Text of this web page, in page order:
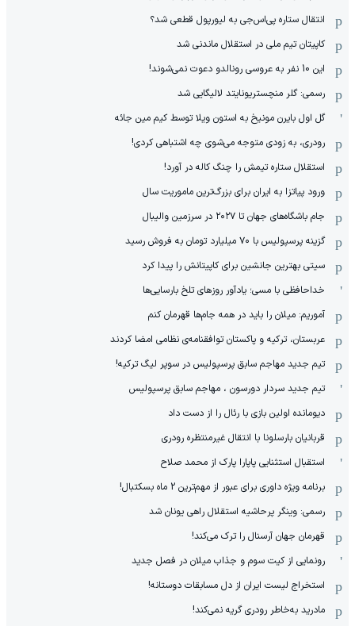
انتقال ستاره پی‌اس‌جی به لیورپول قطعی شد؟
کاپیتان تیم ملی در استقلال ماندنی شد
این 10 نفر به عروسی رونالدو دعوت نمی‌شوند!
رسمی: گلر منچستریونایتد لالیگایی شد
گل اول بایرن مونیخ به استون ویلا توسط کیم مین جائه
رودری، به زودی متوجه می‌شوی چه اشتباهی کردی!
استقلال ستاره تیمش را چنگ کاله در آورد!
ورود پیاتزا به ایران برای بزرگ‌ترین ماموریت سال
جام باشگاه‌های جهان تا ۲۰۲۷ در سرزمین والیبال
گزینه پرسپولیس با ۷۰ میلیارد تومان به فروش رسید
سیتی بهترین جانشین برای کاپیتانش را پیدا کرد
خداحافظی با مسی؛ یادآور روزهای تلخ بارسایی‌ها
آموریم: میلان را باید در همه جام‌ها قهرمان کنم
عربستان، ترکیه و پاکستان توافقنامه‌ی نظامی امضا کردند
تیم جدید مهاجم سابق پرسپولیس در سوپر لیگ ترکیه!
تیم جدید سردار دورسون ، مهاجم سابق پرسپولیس
دیومانده اولین بازی با رئال را از دست داد
قربانیان بارسلونا با انتقال غیرمنتظره رودری
استقبال استثنایی پاپارا پارک از محمد صلاح
برنامه ویژه داوری برای عبور از مهم‌ترین 2 ماه بسکتبال!
رسمی: وینگر پرحاشیه استقلال راهی یونان شد
قهرمان جهان آرسنال را ترک می‌کند!
رونمایی از کیت سوم و جذاب میلان در فصل جدید
استخراج لیست ایران از دل مسابقات دوستانه!
مادرید به‌خاطر رودری گریه نمی‌کند!